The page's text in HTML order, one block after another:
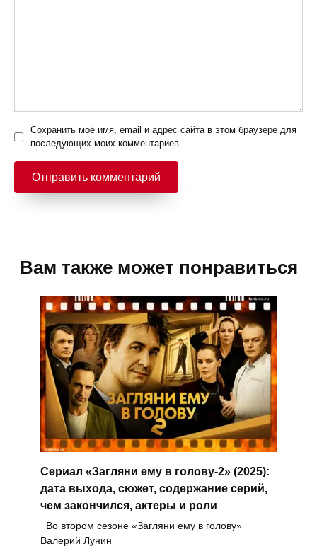
Сохранить моё имя, email и адрес сайта в этом браузере для
последующих моих комментариев.
Вам также может понравиться
Сериал «Загляни ему в голову-2» (2025):
дата выхода, сюжет, содержание серий,
чем закончился, актеры и роли
Во втором сезоне «Загляни ему в голову»
Валерий Лунин